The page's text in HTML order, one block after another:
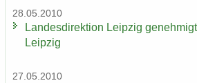
28.05.2010
Lan­des­di­rek­ti­on Leip­zig
Leip­zig
27.05.2010